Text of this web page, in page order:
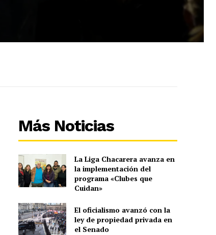
Más Noticias
La Liga Chacarera avanza en
la implementación del
programa «Clubes que
Cuidan»
El oficialismo avanzó con la
ley de propiedad privada en
el Senado